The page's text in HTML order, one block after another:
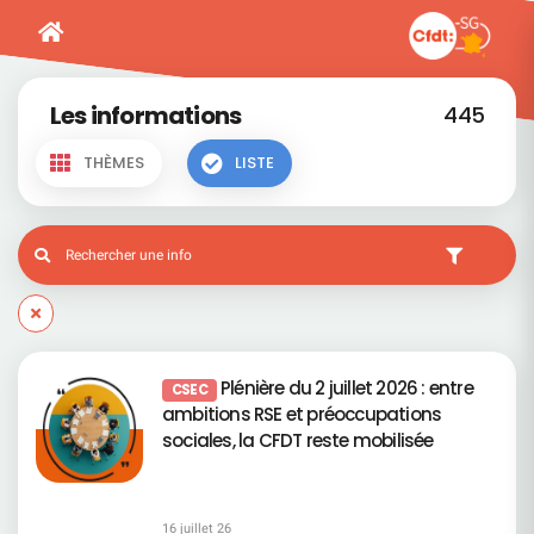
Les informations 445
THÈMES LISTE
CSEC Plénière du 2 juillet 2026 : entre
ambitions RSE et préoccupations
sociales, la CFDT reste mobilisée
16 juillet 26